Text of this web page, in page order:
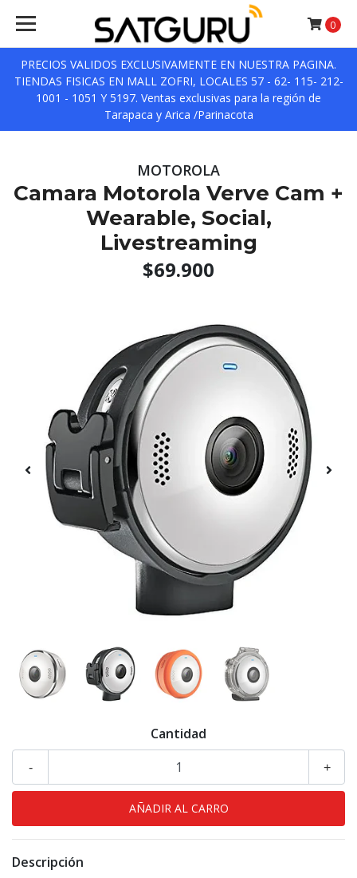
PRECIOS VALIDOS EXCLUSIVAMENTE EN NUESTRA PAGINA.
TIENDAS FISICAS EN MALL ZOFRI, LOCALES 57 - 62- 115- 212-
1001 - 1051 Y 5197. Ventas exclusivas para la región de
Tarapaca y Arica /Parinacota
0
MOTOROLA
Camara Motorola Verve Cam +
Wearable, Social,
Livestreaming
$69.900
Cantidad
+
-
Descripción